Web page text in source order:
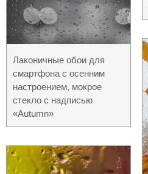
Лаконичные обои для
смартфона с осенним
настроением, мокрое
стекло с надписью
«Autumn»